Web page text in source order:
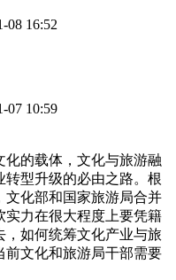
08 16:52
07 10:59
的载体，文化与旅游融
型升级的必由之路。根
文化部和国家旅游局合并
实力在很大程度上要凭籍
如何统筹文化产业与旅
前文化和旅游局干部需要